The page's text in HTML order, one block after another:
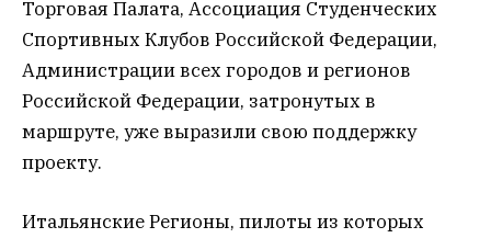
Торговая Палата, Ассоциация Студенческих
Спортивных Клубов Российской Федерации,
Администрации всех городов и регионов
Российской Федерации, затронутых в
маршруте, уже выразили свою поддержку
проекту.
Итальянские Регионы, пилоты из которых